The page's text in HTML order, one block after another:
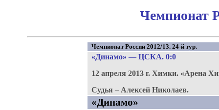
Чемпионат
Чемпионат России 2012/13. 24-й тур.
«Динамо» — ЦСКА. 0:0
12 апреля 2013 г. Химки. «Арена
Судья – Алексей Николаев.
«Динамо»